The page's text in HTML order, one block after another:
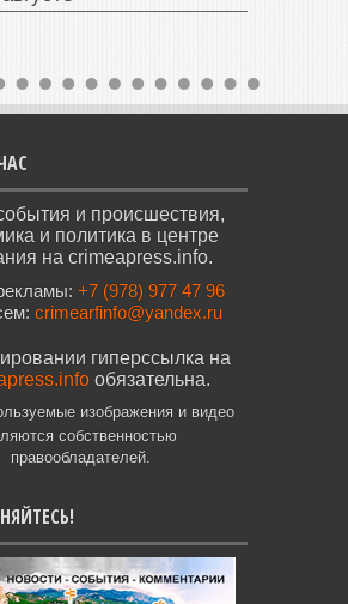
и происшествия,
и политика в центре
на crimeapress.info.
+7 (978) 977 47 96
crimearfinfo@yandex.ru
гиперссылка на
обязательна.
изображения и видео
собственностью
правообладателей.